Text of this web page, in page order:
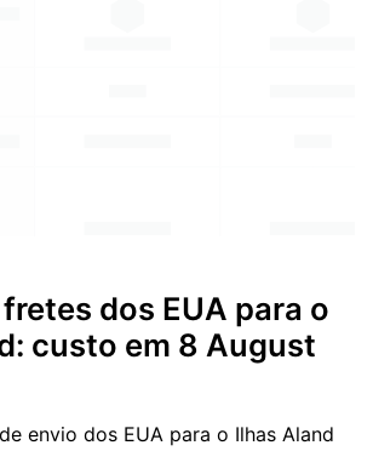
dos EUA para o
custo em 8 August
envio dos EUA para o Ilhas Aland